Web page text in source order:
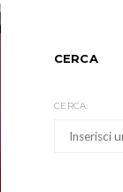
CERCA
CERCA: